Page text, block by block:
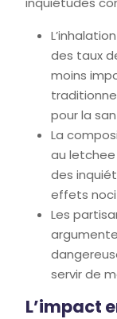
des taux
moins
pour la
La
au
des
effets
Les
servir de
L’impact